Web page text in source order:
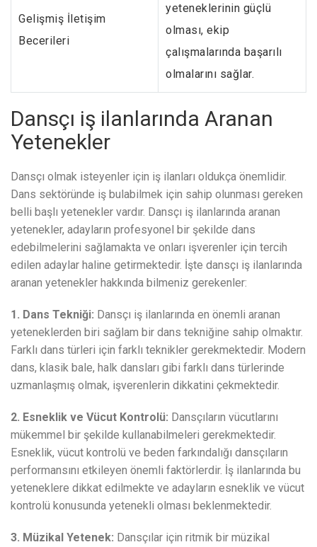
Gelişmiş İletişim
Becerileri
yeteneklerinin güçlü
olması, ekip
çalışmalarında başarılı
olmalarını sağlar.
Dansçı iş ilanlarında Aranan
Yetenekler
Dansçı olmak isteyenler için iş ilanları oldukça önemlidir.
Dans sektöründe iş bulabilmek için sahip olunması gereken
belli başlı yetenekler vardır. Dansçı iş ilanlarında aranan
yetenekler, adayların profesyonel bir şekilde dans
edebilmelerini sağlamakta ve onları işverenler için tercih
edilen adaylar haline getirmektedir. İşte dansçı iş ilanlarında
aranan yetenekler hakkında bilmeniz gerekenler:
1. Dans Tekniği: Dansçı iş ilanlarında en önemli aranan
yeteneklerden biri sağlam bir dans tekniğine sahip olmaktır.
Farklı dans türleri için farklı teknikler gerekmektedir. Modern
dans, klasik bale, halk dansları gibi farklı dans türlerinde
uzmanlaşmış olmak, işverenlerin dikkatini çekmektedir.
2. Esneklik ve Vücut Kontrolü: Dansçıların vücutlarını
mükemmel bir şekilde kullanabilmeleri gerekmektedir.
Esneklik, vücut kontrolü ve beden farkındalığı dansçıların
performansını etkileyen önemli faktörlerdir. İş ilanlarında bu
yeteneklere dikkat edilmekte ve adayların esneklik ve vücut
kontrolü konusunda yetenekli olması beklenmektedir.
3. Müzikal Yetenek: Dansçılar için ritmik bir müzikal